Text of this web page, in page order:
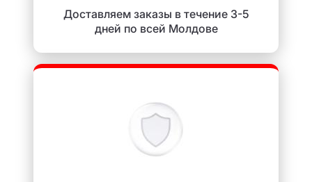
Доставляем заказы в течение 3-5
дней по всей Молдове